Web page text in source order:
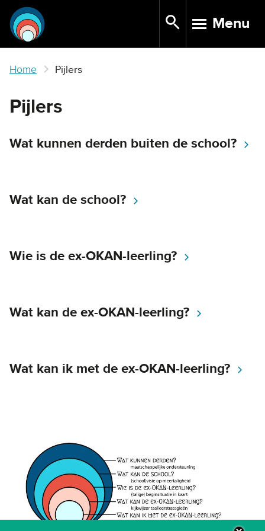
Skip
to
main
TOGGLE
Menu
Home Pijlers
Pijlers
Wat kunnen derden buiten de school?
Wat kan de school?
Wie is de ex-OKAN-leerling?
Wat kan de ex-OKAN-leerling?
Wat kan ik met de ex-OKAN-leerling?